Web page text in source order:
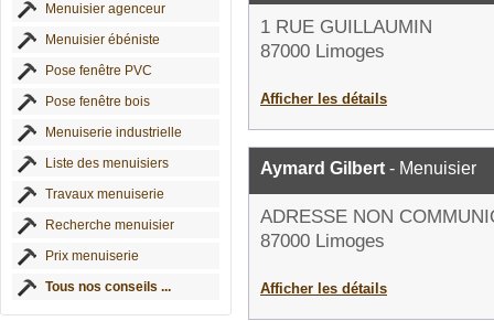
Menuisier agenceur
Menuisier ébéniste
Pose fenêtre PVC
Pose fenêtre bois
Menuiserie industrielle
Liste des menuisiers
Travaux menuiserie
Recherche menuisier
Prix menuiserie
Tous nos conseils ...
1 RUE GUILLAUMIN
87000 Limoges
Afficher les détails
Aymard Gilbert - Menuisier
ADRESSE NON
87000 Limoges
Afficher les détails